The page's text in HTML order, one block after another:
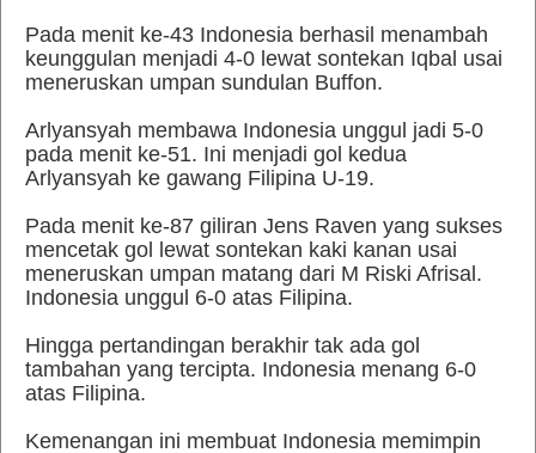
Pada menit ke-43 Indonesia berhasil menambah
keunggulan menjadi 4-0 lewat sontekan Iqbal usai
meneruskan umpan sundulan Buffon.
Arlyansyah membawa Indonesia unggul jadi 5-0
pada menit ke-51. Ini menjadi gol kedua
Arlyansyah ke gawang Filipina U-19.
Pada menit ke-87 giliran Jens Raven yang sukses
mencetak gol lewat sontekan kaki kanan usai
meneruskan umpan matang dari M Riski Afrisal.
Indonesia unggul 6-0 atas Filipina.
Hingga pertandingan berakhir tak ada gol
tambahan yang tercipta. Indonesia menang 6-0
atas Filipina.
Kemenangan ini membuat Indonesia memimpin